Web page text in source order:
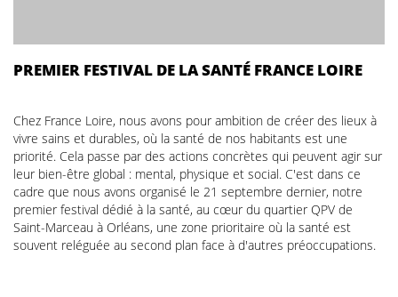
PREMIER FESTIVAL DE LA SANTÉ FRANCE LOIRE
Chez France Loire, nous avons pour ambition de créer des lieux à
vivre sains et durables, où la santé de nos habitants est une
priorité. Cela passe par des actions concrètes qui peuvent agir sur
leur bien-être global : mental, physique et social. C'est dans ce
cadre que nous avons organisé le 21 septembre dernier, notre
premier festival dédié à la santé, au cœur du quartier QPV de
Saint-Marceau à Orléans, une zone prioritaire où la santé est
souvent reléguée au second plan face à d'autres préoccupations.